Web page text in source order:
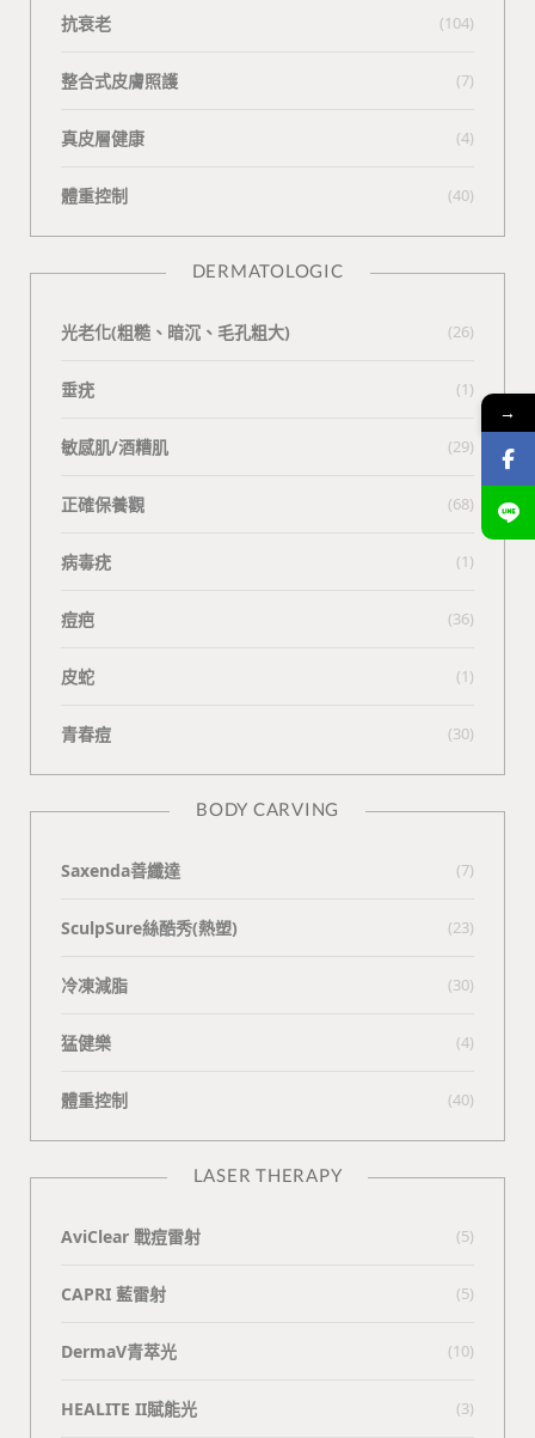
抗衰老 (104)
整合式皮膚照護 (7)
真皮層健康 (4)
體重控制 (40)
DERMATOLOGIC
光老化(粗糙、暗沉、毛孔粗大) (26)
垂疣 (1)
敏感肌/酒糟肌 (29)
正確保養觀 (68)
病毒疣 (1)
痘疤 (36)
皮蛇 (1)
青春痘 (30)
BODY CARVING
Saxenda善纖達 (7)
SculpSure絲酷秀(熱塑) (23)
冷凍減脂 (30)
猛健樂 (4)
體重控制 (40)
LASER THERAPY
AviClear 戰痘雷射 (5)
CAPRI 藍雷射 (5)
DermaV青萃光 (10)
HEALITE II賦能光 (3)
→